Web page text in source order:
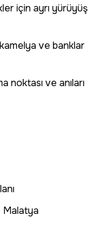
için ayrı yürüyüş
ve banklar
noktası ve anıları
Malatya